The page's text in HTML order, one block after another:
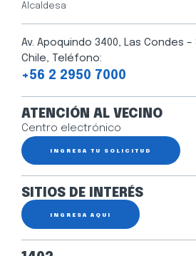
Alcaldesa
Av. Apoquindo 3400, Las Condes
Chile, Teléfono:
+56 2 2950 7000
ATENCIÓN AL VECINO
Centro electrónico
INGRESA TU SOLICITUD
SITIOS DE INTERÉS
INGRESA AQUÍ